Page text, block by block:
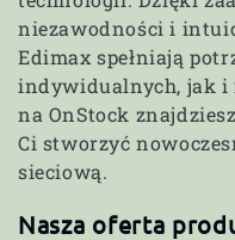
c
j
a
:
niezawodności i
Edimax spełniają
indywidualnych, jak i
na OnStock
Ci stworzyć
sieciową.
Nasza oferta